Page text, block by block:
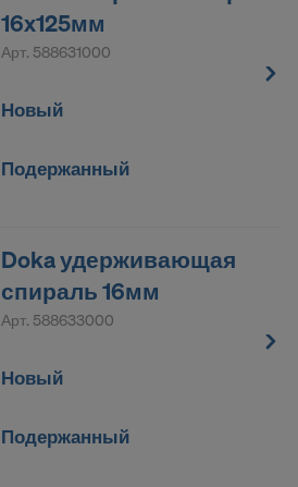
16x125мм
Арт. 588631000
Новый
Подержанный
Doka удерживающая
спираль 16мм
Арт. 588633000
Новый
Подержанный